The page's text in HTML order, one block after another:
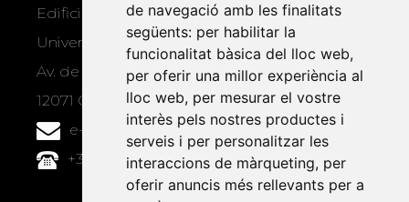
de navegació amb les finalitats
següents: per habilitar la
funcionalitat bàsica del lloc web,
per oferir una millor experiència al
lloc web, per mesurar el vostre
interès pels nostres productes i
serveis i per personalitzar les
interaccions de màrqueting, per
oferir anuncis més rellevants per a
Edifici Àgora
Universitat Jaume I, local 10
Av. de Vicent Sos Baynat, s/n
12071 Castelló de la Plana
e-buc@vives.org
+34 964 72 89 93